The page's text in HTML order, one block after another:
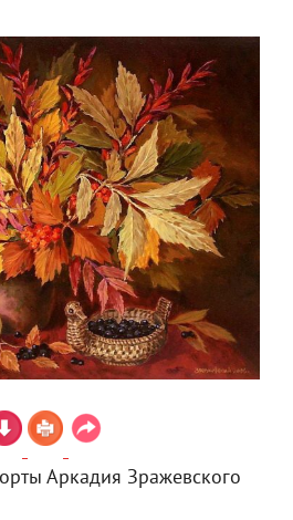
Аркадия Зражевского